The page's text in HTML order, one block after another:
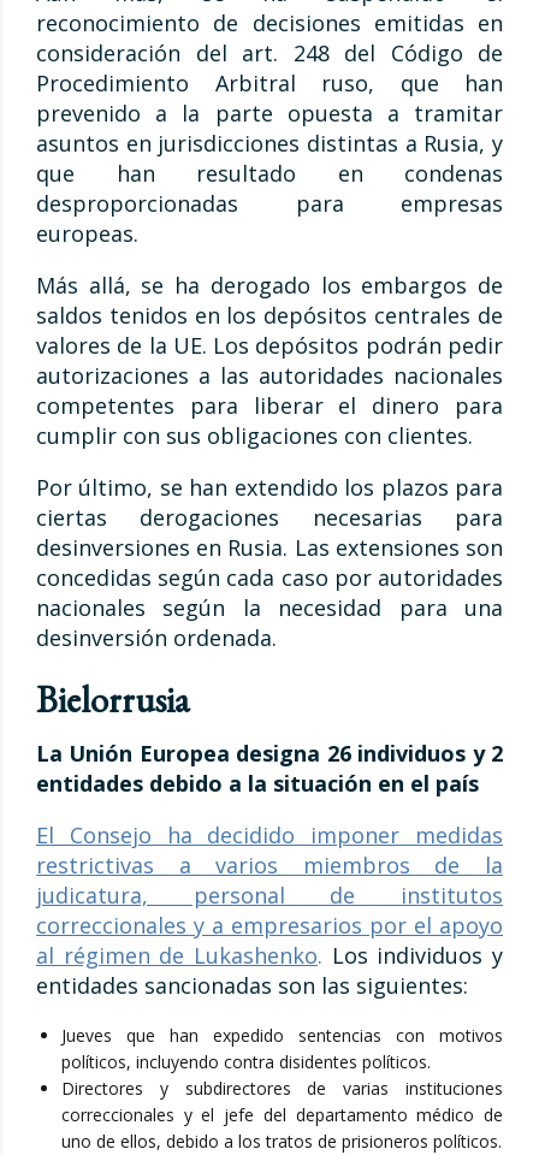
reconocimiento de decisiones emitidas en
consideración del art. 248 del Código de
Procedimiento Arbitral ruso, que han
prevenido a la parte opuesta a tramitar
asuntos en jurisdicciones distintas a Rusia, y
que han resultado en condenas
desproporcionadas para empresas
europeas.
Más allá, se ha derogado los embargos de
saldos tenidos en los depósitos centrales de
valores de la UE. Los depósitos podrán pedir
autorizaciones a las autoridades nacionales
competentes para liberar el dinero para
cumplir con sus obligaciones con clientes.
Por último, se han extendido los plazos para
ciertas derogaciones necesarias para
desinversiones en Rusia. Las extensiones son
concedidas según cada caso por autoridades
nacionales según la necesidad para una
desinversión ordenada.
Bielorrusia
La Unión Europea designa 26 individuos y 2
entidades debido a la situación en el país
El Consejo ha decidido imponer medidas
restrictivas a varios miembros de la
judicatura, personal de institutos
correccionales y a empresarios por el apoyo
al régimen de Lukashenko. Los individuos y
entidades sancionadas son las siguientes:
Jueves que han expedido sentencias con motivos
políticos, incluyendo contra disidentes políticos.
Directores y subdirectores de varias instituciones
correccionales y el jefe del departamento médico de
uno de ellos, debido a los tratos de prisioneros políticos.